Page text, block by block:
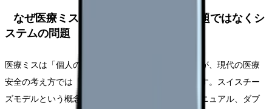
なぜ医療ミスは起こるのか：個人の問題ではなくシ
ステムの問題
医療ミスは「個人の不注意」で片付けられがちですが、現代の医療
安全の考え方では「システムの問題」として捉えます。スイスチー
ズモデルという概念では、事故は複数の防御層（マニュアル、ダブ